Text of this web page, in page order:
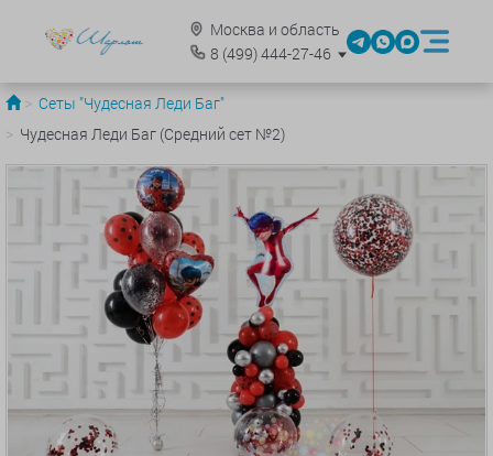
Москва и область
8 (499)444-27-46
Сеты "Чудесная Леди Баг"
Чудесная Леди Баг (Средний сет №2)